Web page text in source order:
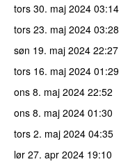
tors 30. maj 2024 03:14
tors 23. maj 2024 03:28
søn 19. maj 2024 22:27
tors 16. maj 2024 01:29
ons 8. maj 2024 22:52
ons 8. maj 2024 01:30
tors 2. maj 2024 04:35
lør 27. apr 2024 19:10